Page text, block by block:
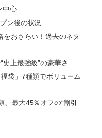
中心
ン後の状況
をおさらい！過去のネタ
上最強級”の豪華さ
袋」7種類でボリューム
最大45％オフの“割引